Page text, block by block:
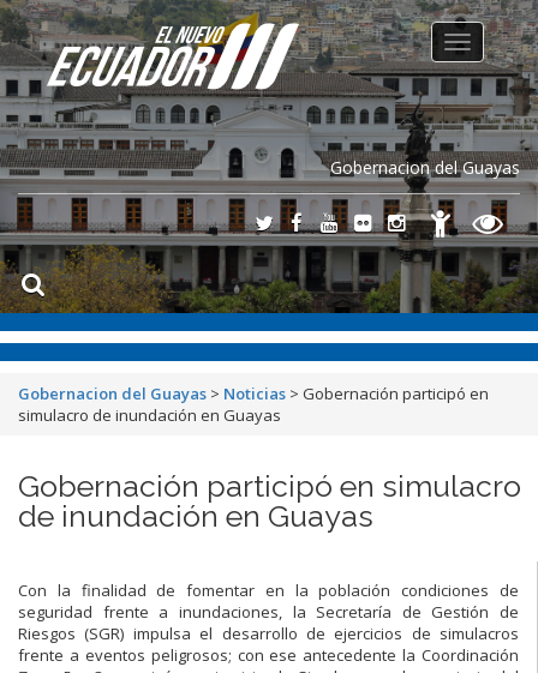
Gobernacion del Guayas
Toggle
navigation
Gobernacion del Guayas > Noticias > Gobernación participó en
simulacro de inundación en Guayas
Gobernación participó en simulacro
de inundación en Guayas
Con la finalidad de fomentar en la población condiciones de
seguridad frente a inundaciones, la Secretaría de Gestión de
Riesgos (SGR) impulsa el desarrollo de ejercicios de simulacros
frente a eventos peligrosos; con ese antecedente la Coordinación